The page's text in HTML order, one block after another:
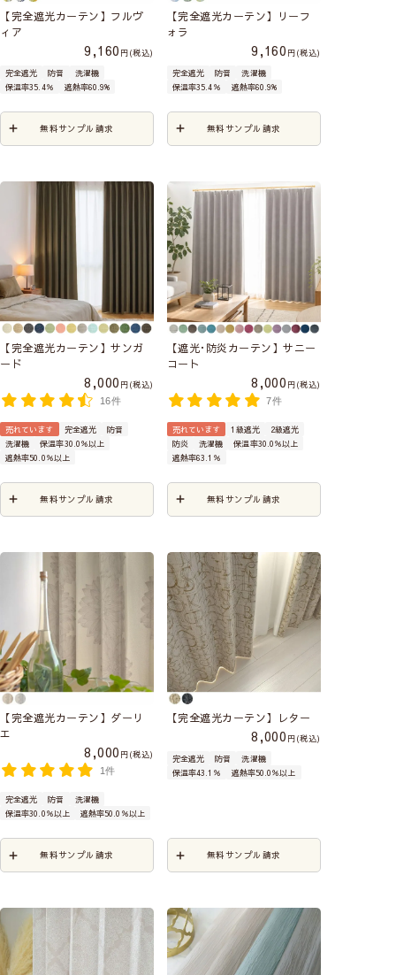
【完全遮光カーテン】フルヴ
ィア
9,160
税込
完全遮光
防音
洗濯機
保温率35.4％
遮熱率60.9%
無料サンプル請求
【完全遮光カーテン】リーフ
ォラ
9,160
税込
完全遮光
防音
洗濯機
保温率35.4％
遮熱率60.9%
無料サンプル請求
【完全遮光カーテン】サンガ
ード
8,000
税込
16件
売れています 完全遮光
防音
洗濯機
保温率30.0％以上
遮熱率50.0％以上
無料サンプル請求
【遮光･防炎カーテン】サニー
コート
8,000
税込
7件
売れています 1級遮光
2級遮光
防炎
洗濯機
保温率30.0％以上
遮熱率63.1％
無料サンプル請求
【完全遮光カーテン】ダーリ
エ
8,000
税込
1件
完全遮光 防音
洗濯機
保温率30.0％以上
遮熱率50.0％以上
無料サンプル請求
【完全遮光カーテン】レター
8,000
税込
完全遮光
防音
洗濯機
保温率43.1％
遮熱率50.0％以上
無料サンプル請求